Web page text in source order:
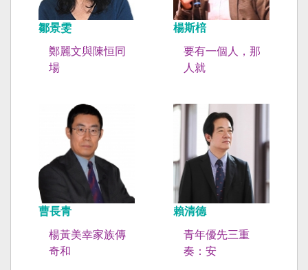
鄒景雯
鄭麗文與陳恒同
場
楊斯棓
要有一個人，那
人就
曹長青
楊黃美幸家族傳
奇和
賴清德
青年優先三重
奏：安